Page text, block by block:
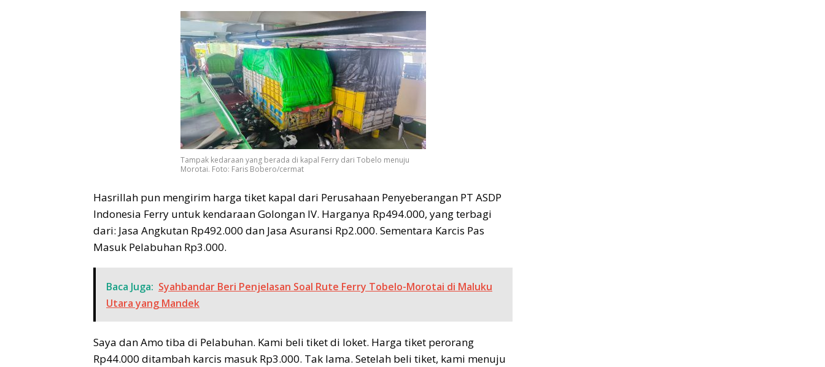
Tampak kedaraan yang berada di kapal Ferry dari Tobelo menuju
Morotai. Foto: Faris Bobero/cermat
Hasrillah pun mengirim harga tiket kapal dari Perusahaan Penyeberangan PT ASDP
Indonesia Ferry untuk kendaraan Golongan IV. Harganya Rp494.000, yang terbagi
dari: Jasa Angkutan Rp492.000 dan Jasa Asuransi Rp2.000. Sementara Karcis Pas
Masuk Pelabuhan Rp3.000.
Baca Juga: Syahbandar Beri Penjelasan Soal Rute Ferry Tobelo-Morotai di Maluku
Utara yang Mandek
Saya dan Amo tiba di Pelabuhan. Kami beli tiket di loket. Harga tiket perorang
Rp44.000 ditambah karcis masuk Rp3.000. Tak lama. Setelah beli tiket, kami menuju